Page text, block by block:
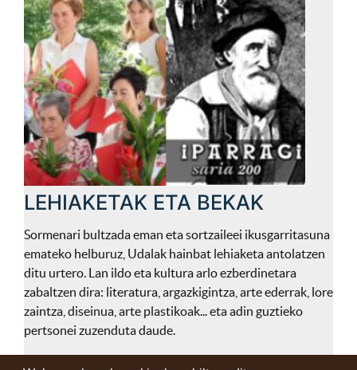
LEHIAKETAK ETA BEKAK
Sormenari bultzada eman eta sortzaileei ikusgarritasuna
emateko helburuz, Udalak hainbat lehiaketa antolatzen
ditu urtero. Lan ildo eta kultura arlo ezberdinetara
zabaltzen dira: literatura, argazkigintza, arte ederrak, lore
zaintza, diseinua, arte plastikoak... eta adin guztieko
pertsonei zuzenduta daude.